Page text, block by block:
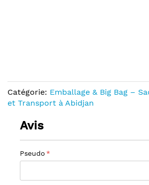
Catégorie: Emballage & Big Bag –
et Transport à Abidjan
Avis
Pseudo